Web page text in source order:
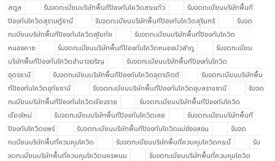
สตูล
รับจดทะเบียนบริษัทพื้นทีป้องกันโควิดสระแก้ว
รับจดทะเบียนบริษัทพื้นที
ป้องกันโควิดสุราษฎ์ธานี
รับจดทะเบียนบริษัทพื้นทีป้องกันโควิดสุรินทร์
รับจด
ทะเบียนบริษัทพื้นทีป้องกันโควิดสุโขทัย
รับจดทะเบียนบริษัทพื้นทีป้องกันโควิด
หนองคาย
รับจดทะเบียนบริษัทพื้นทีป้องกันโควิดหนองบัวลำภู
รับจดทะเบียน
บริษัทพื้นทีป้องกันโควิดอำนาจเจริญ
รับจดทะเบียนบริษัทพื้นทีป้องกันโควิด
อุดรธานี
รับจดทะเบียนบริษัทพื้นทีป้องกันโควิดอุตรดิตถ์
รับจดทะเบียนบริษัทพื้น
ทีป้องกันโควิดอุทัยธานี
รับจดทะเบียนบริษัทพื้นทีป้องกันโควิดอุบลราชธานี
รับจด
ทะเบียนบริษัทพื้นทีป้องกันโควิดเชียงราย
รับจดทะเบียนบริษัทพื้นทีป้องกันโควิด
เชียงใหม่
รับจดทะเบียนบริษัทพื้นทีป้องกันโควิดเลย
รับจดทะเบียนบริษัทพื้นที
ป้องกันโควิดแพร่
รับจดทะเบียนบริษัทพื้นทีป้องกันโควิดแม่ฮ่องสอน
รับจด
ทะเบียนบริษัทพื้นที่ควบคุมโควิด
รับจดทะเบียนบริษัทพื้นที่ควบคุมโควิดกระบี่
รับ
จดทะเบียนบริษัทพื้นที่ควบคุมโควิดนครพนม
รับจดทะเบียนบริษัทพื้นที่ควบคุมโควิด